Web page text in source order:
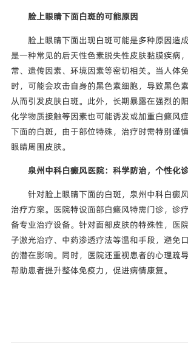
脸上眼睛下面白斑的可能原因
脸上眼睛下面出现白斑可能是多种原因造
是一种常见的后天性色素脱失性皮肤黏膜疾病
常、遗传因素、环境因素等密切相关。当人体
时，可能会攻击自身的黑色素细胞，导致黑色
从而引发皮肤白斑。此外，长期暴露在强烈的
化学物质接触等因素也可能诱发或加重白癜风
下面的白斑，由于部位特殊，治疗时需特别谨
眼睛周围皮肤。
泉州中科白癜风医院：科学防治，个性化
针对脸上眼睛下面的白斑，泉州中科白癜
治疗方案。医院特设面部白癜风特需门诊，诊
备专业治疗设备。针对面部皮肤的特殊性，医
子激光治疗、中药渗透疗法等温和手段，避免
的潜在影响。同时，医院还重视患者的心理疏
帮助患者提升整体免疫力，促进病情康复。